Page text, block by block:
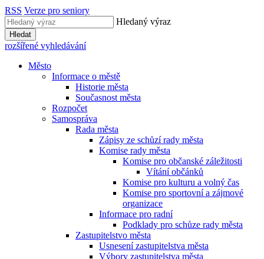
RSS Verze pro seniory
Hledaný výraz
Hledat
rozšířené vyhledávání
Město
Informace o městě
Historie města
Současnost města
Rozpočet
Samospráva
Rada města
Zápisy ze schůzí rady města
Komise rady města
Komise pro občanské záležitosti
Vítání občánků
Komise pro kulturu a volný čas
Komise pro sportovní a zájmové
organizace
Informace pro radní
Podklady pro schůze rady města
Zastupitelstvo města
Usnesení zastupitelstva města
Výbory zastupitelstva města